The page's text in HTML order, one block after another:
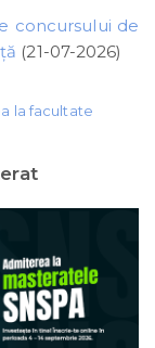
concursului de
(21-07-2026)
la facultate